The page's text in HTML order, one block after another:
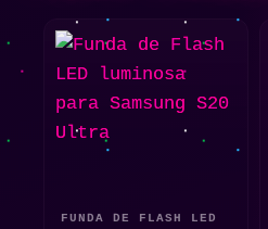
FUNDA DE FLASH LED